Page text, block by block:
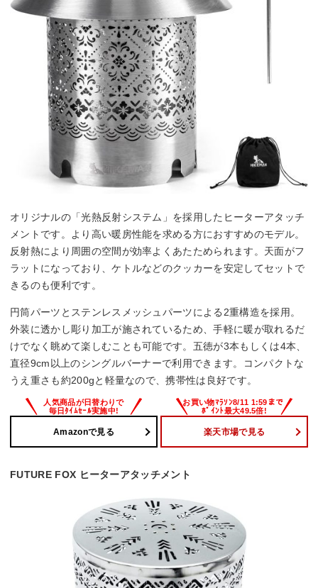
オリジナルの「光熱反射システム」を採用したヒーターアタッチ
メントです。より高い暖房性能を求める方におすすめのモデル。
反射熱により周囲の空間が効率よくあたためられます。天面がフ
ラットになっており、ケトルなどのクッカーを安定してセットで
きるのも便利です。
円筒パーツとステンレスメッシュパーツによる2重構造を採用。
外装に透かし彫り加工が施されているため、手軽に暖が取れるだ
けでなく眺めて楽しむことも可能です。五徳が3本もしくは4本、
直径9cm以上のシングルバーナーで利用できます。コンパクトな
うえ重さも約200gと軽量なので、携帯性は良好です。
Amazonで見る 楽天市場で見る
FUTURE FOX ヒーターアタッチメント